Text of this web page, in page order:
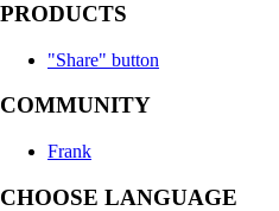
PRODUCTS
"Share" button
COMMUNITY
Frank
CHOOSE LANGUAGE